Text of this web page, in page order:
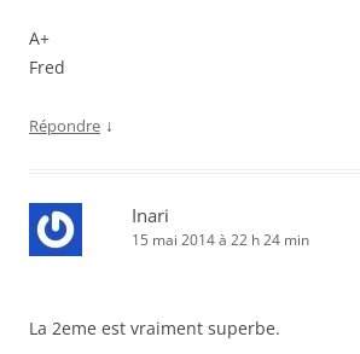
A+
Fred
Répondre ↓
Inari
15 mai 2014 à 22 h 24 min
La 2eme est vraiment superbe.